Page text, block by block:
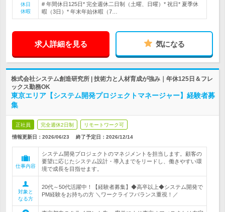
休日
休暇
# 年間休日125日* 完全週休二日制（土曜、日曜）* 祝日* 夏季休
暇（3日）* 年末年始休暇（7…
求人詳細を見る 気になる
株式会社システム創造研究所 | 技術力と人材育成が強み｜年休125日＆フレ
ックス勤務OK
東京エリア【システム開発プロジェクトマネージャー】経験者募
集
正社員 完全週休2日制 リモートワーク可
情報更新日：2026/06/23 終了予定日： 2026/12/14
仕事内容
システム開発プロジェクトのマネジメントを担当します。顧客の
要望に応じたシステム設計・導入までをリードし、働きやすい環
境で成長を目指せます。
対象と
なる方
20代～50代活躍中！【経験者募集】◆高卒以上◆システム開発で
PM経験をお持ちの方 ＼ワークライフバランス重視！／